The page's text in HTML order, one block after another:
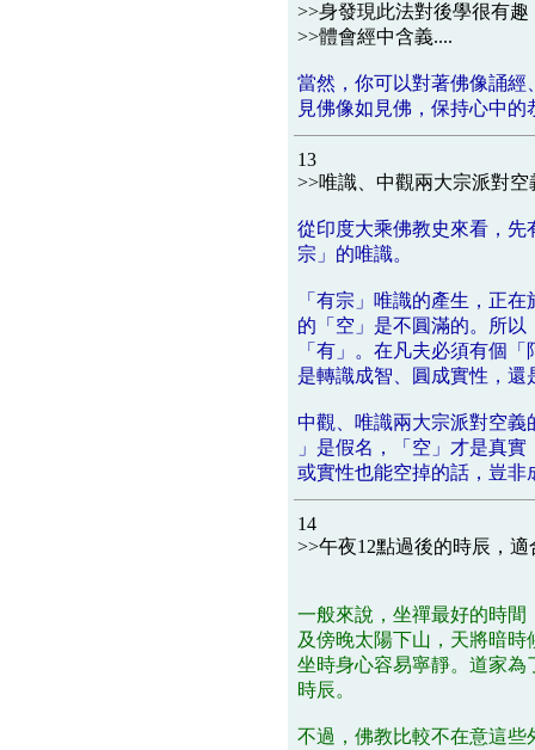
>>身發現此法對後學很有
>>體會經中含義....
當然，你可以對著佛像誦
見佛像如見佛，保持心中
13
>>唯識、中觀兩大宗派對
從印度大乘佛教史來看，
宗」的唯識。
「有宗」唯識的產生，正
的「空」是不圓滿的。所
「有」。在凡夫必須有個
是轉識成智、圓成實性，還
中觀、唯識兩大宗派對空
」是假名，「空」才是真
或實性也能空掉的話，豈
14
>>午夜12點過後的時辰，
一般來說，坐禪最好的時
及傍晚太陽下山，天將暗
坐時身心容易寧靜。道家
時辰。
不過，佛教比較不在意這